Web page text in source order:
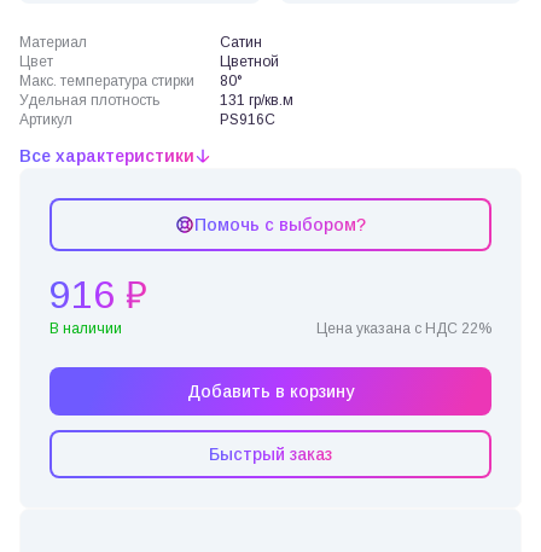
Материал
Сатин
Цвет
Цветной
Макс. температура стирки
80°
Удельная плотность
131 гр/кв.м
Артикул
PS916C
Все характеристики
Помочь с выбором?
916 ₽
В наличии Цена указана с НДС 22%
Добавить в корзину
Быстрый заказ